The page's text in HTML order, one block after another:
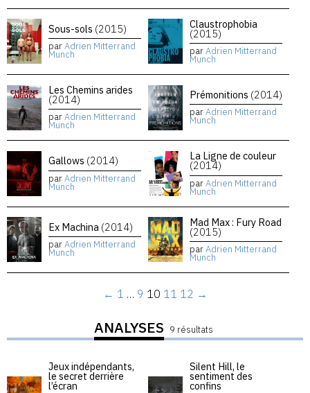
Sous-sols (2015)
parAdrien Mitterrand
Munch
Claustrophobia
(2015)
parAdrien Mitterrand
Munch
Les Chemins arides
(2014)
parAdrien Mitterrand
Munch
Prémonitions (2014)
parAdrien Mitterrand
Munch
Gallows (2014)
parAdrien Mitterrand
Munch
La Ligne de couleur
(2014)
parAdrien Mitterrand
Munch
Ex Machina (2014)
parAdrien Mitterrand
Munch
Mad Max : Fury Road
(2015)
parAdrien Mitterrand
Munch
← 1 … 9 10 11 12 →
ANALYSES 9 résultats
Jeux indépendants,
le secret derrière
l’écran
Silent Hill, le
sentiment des
confins